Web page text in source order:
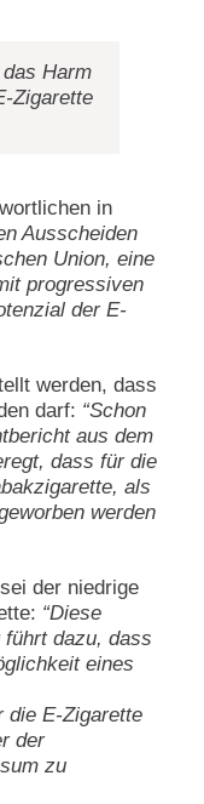
Harm
Zigarette
in
Ausscheiden
Union, eine
progressiven
der E-
werden, dass
darf: “Schon
aus dem
dass für die
als
werden
der niedrige
“Diese
dazu, dass
eines
die E-Zigarette
der
zu